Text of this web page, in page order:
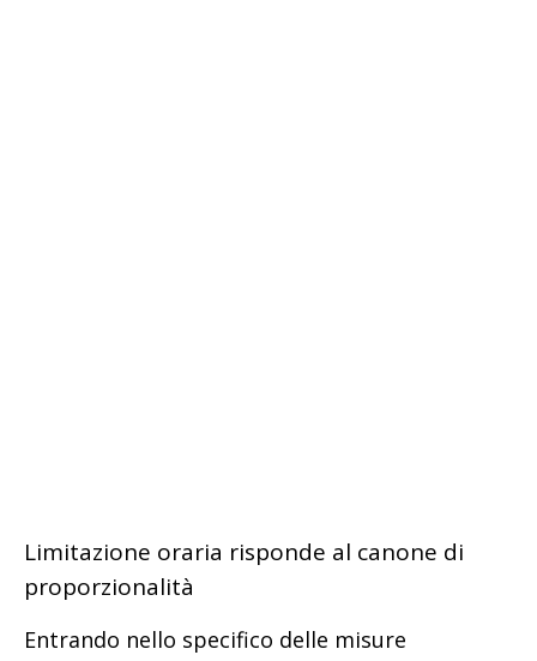
Limitazione oraria risponde al canone di
proporzionalità
Entrando nello specifico delle misure